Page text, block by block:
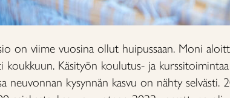
on viime vuosina ollut huipussaan. Moni
koukkuun. Käsityön koulutus- ja
neuvonnan kysynnän kasvu on nähty selvästi.